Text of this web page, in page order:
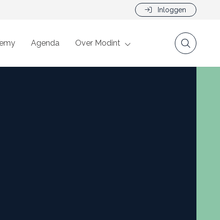
Inloggen
Agenda Over Modint